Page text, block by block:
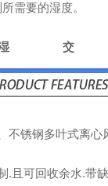
需要的湿度。
不锈钢多叶式离心
.且可回收余水.带